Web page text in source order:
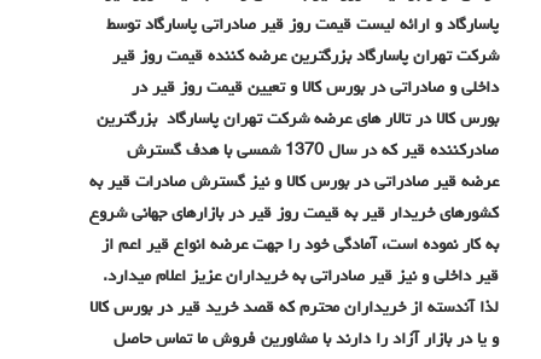
پاسارگاد و ارائه لیست قیمت روز قیر صادراتی پاسارگاد توسط
شرکت تهران پاسارگاد بزرگترین عرضه کننده قیمت روز قیر
داخلی و صادراتی در بورس کالا و تعیین قیمت روز قیر در
بورس کالا در تالار های عرضهشرکت تهران پاسارگاد بزرگترین
صادرکننده قیر که در سال 1370 شمسی با هدف گسترش
عرضه قیر صادراتی در بورس کالا و نیز گسترش صادرات قیر به
کشورهای خریدار قیر به قیمت روز قیر در بازارهای جهانی شروع
به کار نموده است، آمادگی خود را جهت عرضه انواع قیر اعم از
قیر داخلی و نیز قیر صادراتی به خریداران عزیز اعلام میدارد.
لذا آندسته از خریداران محترم که قصد خرید قیر در بورس کالا
و یا در بازار آزاد را دارند با مشاورین فروش ما تماس حاصل